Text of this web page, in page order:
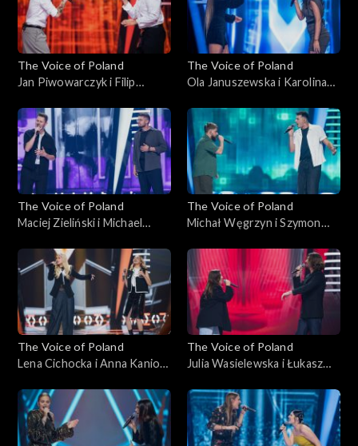
października 2025
października 2025
The Voice of Poland
Jan Piwowarczyk i Filip
Open”; „The Voice of
Poland”, Bitwy, 11
października 2025
The Voice of Poland
Ola Januszewska i Karolina
„The Voice of Poland”, Bitwy,
11 października 2025
The Voice of Poland
Maciej Zieliński i Michael
of Poland”, Bitwy, 11
października 2025
The Voice of Poland
Michał Węgrzyn i Szymon
Voice of Poland”, Bitwy, 11
października 2025
The Voice of Poland
Lena Cichocka i Anna Kaniok
Poland”, Bitwy, 11
października 2025
The Voice of Poland
Julia Wasielewska i Łukasz
Voice of Poland”, Bitwy, 11
października 2025